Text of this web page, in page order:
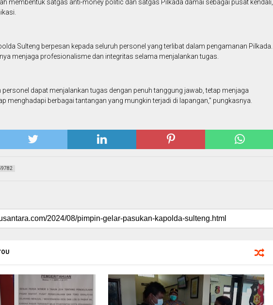
membentuk satgas anti-money politic dan satgas Pilkada damai sebagai pusat kendali,
Sulteng berpesan kepada seluruh personel yang terlibat dalam pengamanan Pilkada.
menjaga profesionalisme dan integritas selama menjalankan tugas.
personel dapat menjalankan tugas dengan penuh tanggung jawab, tetap menjaga
menghadapi berbagai tantangan yang mungkin terjadi di lapangan," pungkasnya.